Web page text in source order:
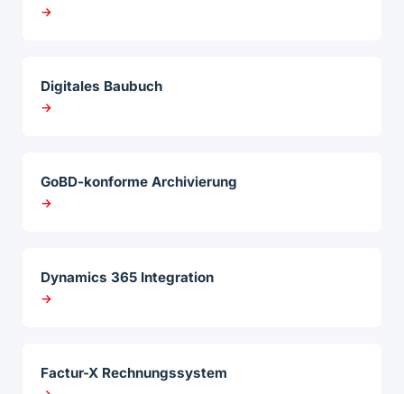
→
Digitales Baubuch
→
GoBD-konforme Archivierung
→
Dynamics 365 Integration
→
Factur-X Rechnungssystem